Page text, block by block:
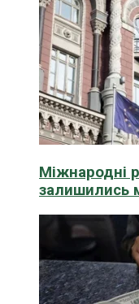
Міжнародні
залишились